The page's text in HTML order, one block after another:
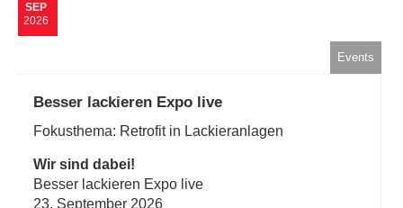
SEP
2026
Events
Besser lackieren Expo live
Fokusthema: Retrofit in Lackieranlagen
Wir sind dabei!
Besser lackieren Expo live
23. September 2026